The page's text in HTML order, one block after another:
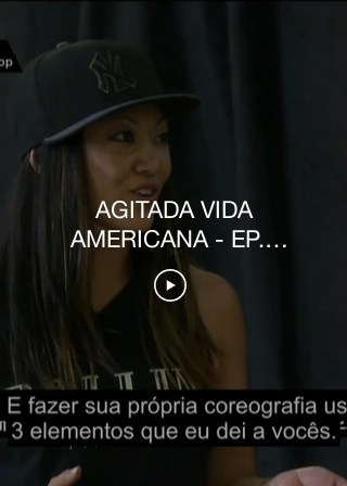
AGITADA VIDA
AMERICANA - EP.3
[PT-BR]